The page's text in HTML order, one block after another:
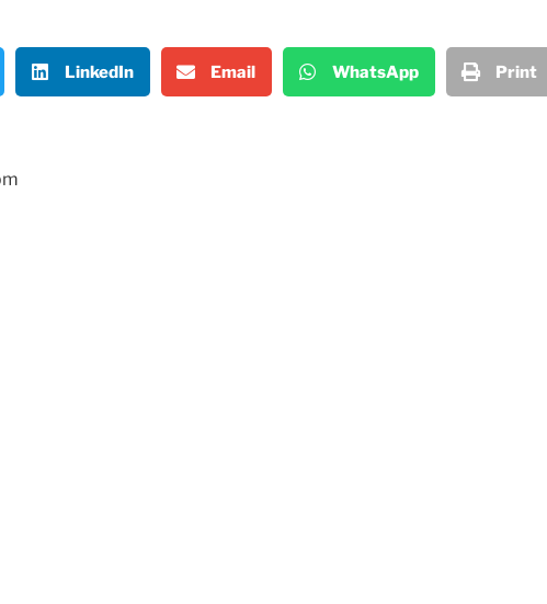
LinkedIn Email WhatsApp Print